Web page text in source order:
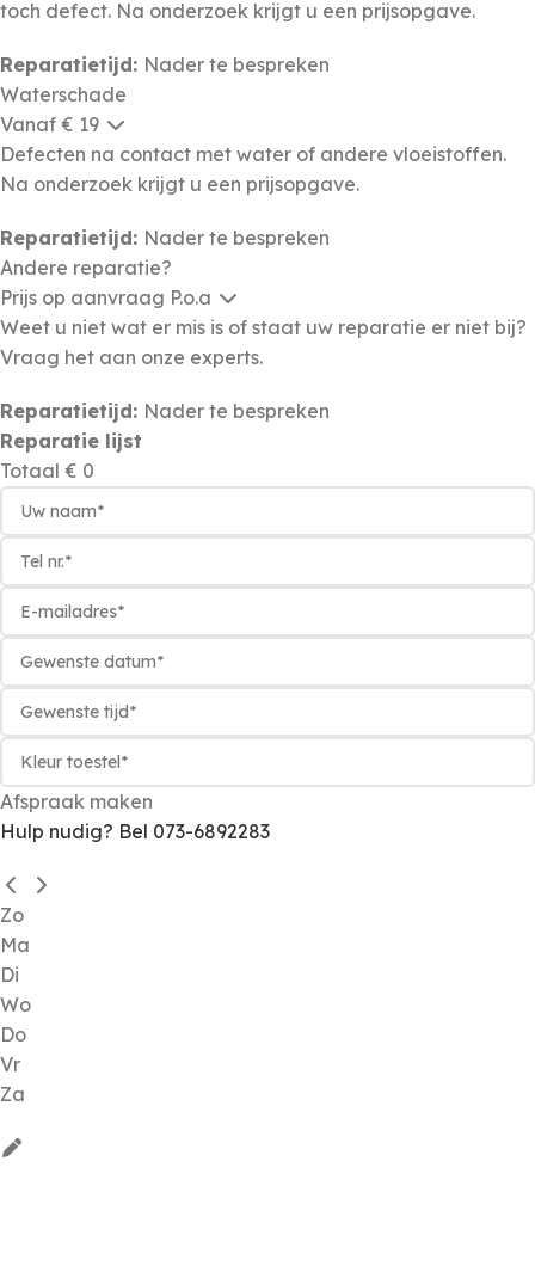
toch defect. Na onderzoek krijgt u een prijsopgave.
Reparatietijd: Nader te bespreken
Waterschade
Vanaf € 19
Defecten na contact met water of andere vloeistoffen.
Na onderzoek krijgt u een prijsopgave.
Reparatietijd: Nader te bespreken
Andere reparatie?
Prijs op aanvraag P.o.a
Weet u niet wat er mis is of staat uw reparatie er niet bij?
Vraag het aan onze experts.
Reparatietijd: Nader te bespreken
Reparatie lijst
Totaal € 0
Afspraak maken
Hulp nudig? Bel 073-6892283
Zo
Ma
Di
Wo
Do
Vr
Za